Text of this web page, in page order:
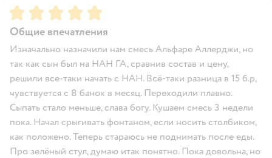
Рейтинг:5
Общие впечатления
Изначально назначили нам смесь Альфаре Аллерджи, но
так как сын был на НАН ГА, сравнив состав и цену,
решили все-таки начать с НАН. Всё-таки разница в 15 б.р,
чувствуется с 8 банок в месяц. Переходили плавно.
Сыпать стало меньше, слава богу. Кушаем смесь 3 недели
пока. Начал срыгивать фонтаном, если носить столбиком,
как положено. Теперь стараюсь не поднимать после еды.
Про зелёный стул, думаю итак понятно. Пока довольна, но